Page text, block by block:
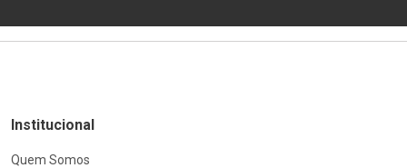
Institucional
Quem Somos